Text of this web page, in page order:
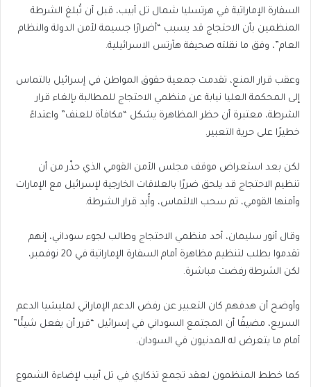
السفارة الإماراتية في هرتسليا شمال تل أبيب، قبل أن تُبلغ الشرطة
المنظمين بأن الاحتجاج قد يسبب “أضرارًا جسيمة لأمن الدولة والنظام
العام”، وفق ما نقلته صحيفة هآرتس الاسرائيلية.
وعقب قرار المنع، تقدمت جمعية حقوق المواطن في إسرائيل بالتماس
إلى المحكمة العليا نيابة عن منظمي الاحتجاج للمطالبة بإلغاء قرار
الشرطة، معتبرة أن حظر المظاهرة يشكل “مكافأة للعنف” واعتداءً
خطيرًا على حرية التعبير.
لكن بعد استعراض موقف مجلس الأمن القومي الذي حذّر من أن
تنظيم الاحتجاج قد يلحق ضررًا بالعلاقات الخارجية لإسرائيل مع الإمارات
وأمنها القومي، تم سحب الالتماس، وأُيد قرار الشرطة.
وقال أنور سليمان، أحد منظمي الاحتجاج وطالب لجوء سوداني، إنهم
تقدموا بطلب لتنظيم مظاهرة أمام السفارة الإماراتية في 20 نوفمبر،
لكن الشرطة رفضت مباشرة.
وأوضح أن هدفهم كان التعبير عن رفض الدعم الإماراتي لمليشيا الدعم
السريع، مضيفًا أن المجتمع السوداني في إسرائيل “قرر أن يفعل شيئًا”
أمام ما يتعرض له المدنيون في السودان.
كما خطط المنظمون لعقد تجمع تذكاري في تل أبيب لإضاءة الشموع